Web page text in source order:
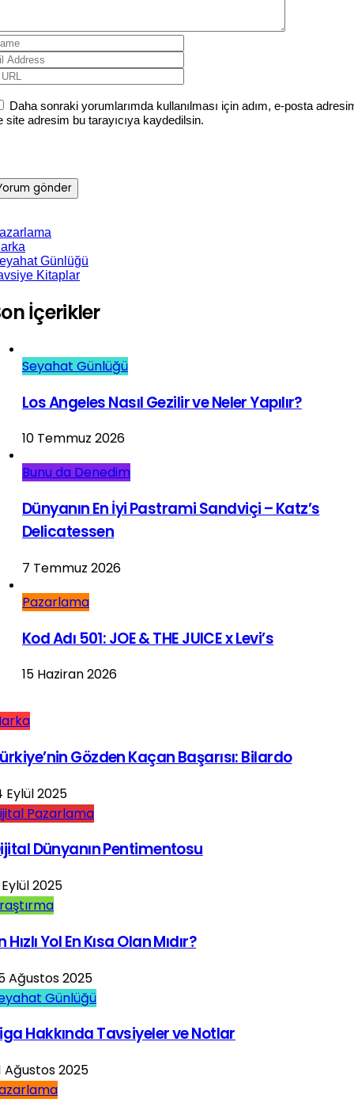
Daha sonraki yorumlarımda kullanılması için adım, e-posta
site adresim bu tarayıcıya kaydedilsin.
Günlüğü
Kitaplar
İçerikler
Seyahat Günlüğü
Los Angeles Nasıl Gezilir ve Neler Yapılır?
10 Temmuz 2026
Bunu da Denedim
Dünyanın En İyi Pastrami Sandviçi – Katz’s
Delicatessen
7 Temmuz 2026
Pazarlama
Kod Adı 501: JOE & THE JUICE x Levi’s
15 Haziran 2026
Gözden Kaçan Başarısı: Bilardo
Eylül 2025
Pazarlama
Dünyanın Pentimentosu
2025
Hızlı Yol En Kısa Olan Mıdır?
Ağustos 2025
Günlüğü
Hakkında Tavsiyeler ve Notlar
Ağustos 2025